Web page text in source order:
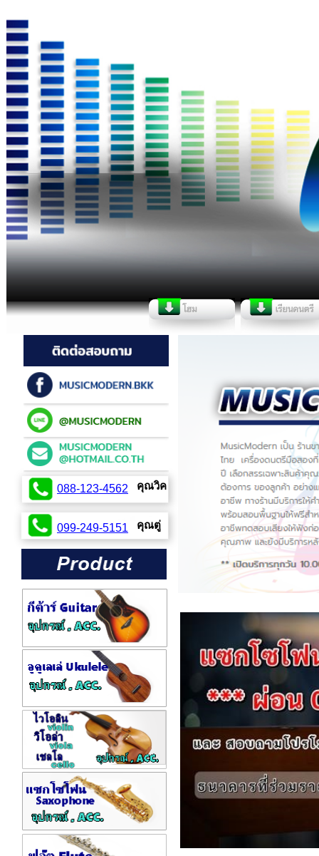
099-254-2424
088-123-4562 คุณวิค
099-249-5151 คุณตู่